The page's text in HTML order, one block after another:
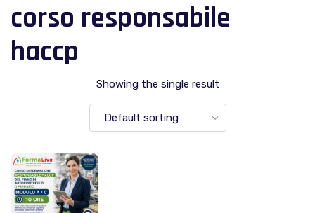
corso responsabile
haccp
Showing the single result